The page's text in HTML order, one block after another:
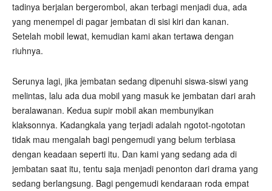
tadinya berjalan bergerombol, akan terbagi menjadi dua, ada
yang menempel di pagar jembatan di sisi kiri dan kanan.
Setelah mobil lewat, kemudian kami akan tertawa dengan
riuhnya.
Serunya lagi, jika jembatan sedang dipenuhi siswa-siswi yang
melintas, lalu ada dua mobil yang masuk ke jembatan dari arah
beralawanan. Kedua supir mobil akan membunyikan
klaksonnya. Kadangkala yang terjadi adalah ngotot-ngototan
tidak mau mengalah bagi pengemudi yang belum terbiasa
dengan keadaan seperti itu. Dan kami yang sedang ada di
jembatan saat itu, tentu saja menjadi penonton dari drama yang
sedang berlangsung. Bagi pengemudi kendaraan roda empat